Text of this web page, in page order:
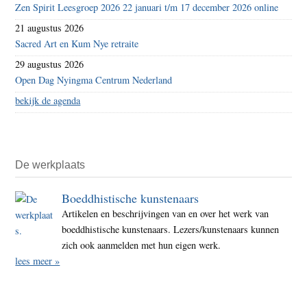
Zen Spirit Leesgroep 2026 22 januari t/m 17 december 2026 online
21 augustus 2026
Sacred Art en Kum Nye retraite
29 augustus 2026
Open Dag Nyingma Centrum Nederland
bekijk de agenda
De werkplaats
Boeddhistische kunstenaars
Artikelen en beschrijvingen van en over het werk van
boeddhistische kunstenaars. Lezers/kunstenaars kunnen
zich ook aanmelden met hun eigen werk.
lees meer »